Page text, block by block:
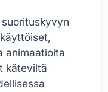
animaatioita
käteviltä